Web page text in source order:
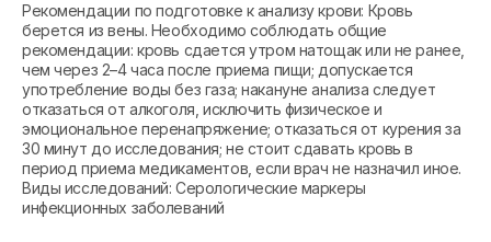
Рекомендации по подготовке к анализу крови: Кровь
берется из вены. Необходимо соблюдать общие
рекомендации: кровь сдается утром натощак или не ранее,
чем через 2–4 часа после приема пищи; допускается
употребление воды без газа; накануне анализа следует
отказаться от алкоголя, исключить физическое и
эмоциональное перенапряжение; отказаться от курения за
30 минут до исследования; не стоит сдавать кровь в
период приема медикаментов, если врач не назначил иное.
Виды исследований: Серологические маркеры
инфекционных заболеваний